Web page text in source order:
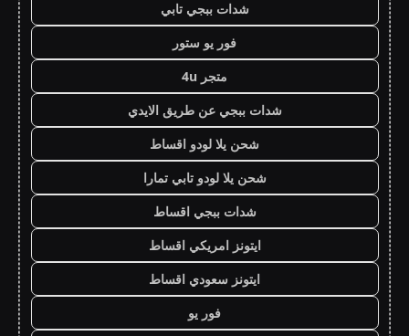
شدات ببجي تابي
فور يو ستور
متجر 4u
شدات ببجي عن طريق الايدي
شحن يلا لودو اقساط
شحن يلا لودو تابي تمارا
شدات ببجي اقساط
ايتونز امريكي اقساط
ايتونز سعودي اقساط
فور يو